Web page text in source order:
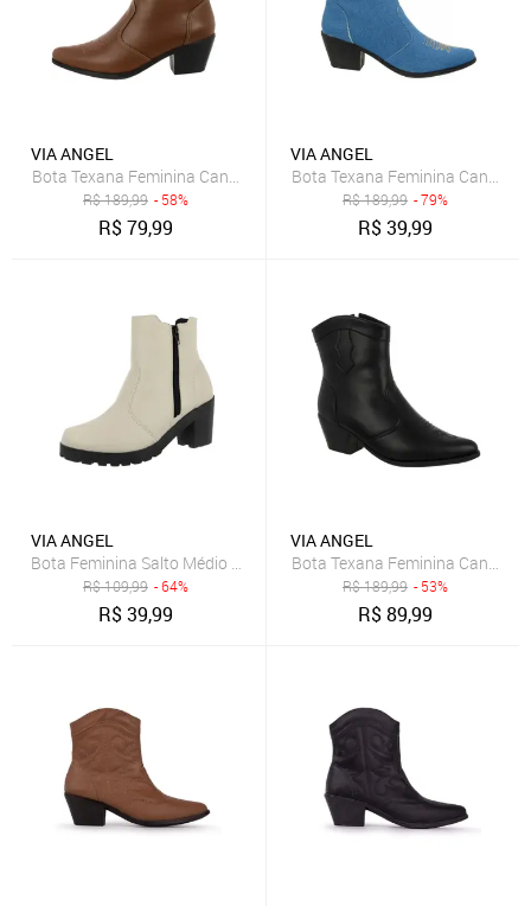
VIA ANGEL
R$189,99 - 58%
R$79,99
VIA ANGEL
R$189,99 - 79%
R$39,99
VIA ANGEL
R$109,99 - 64%
R$39,99
VIA ANGEL
R$189,99 - 53%
R$89,99